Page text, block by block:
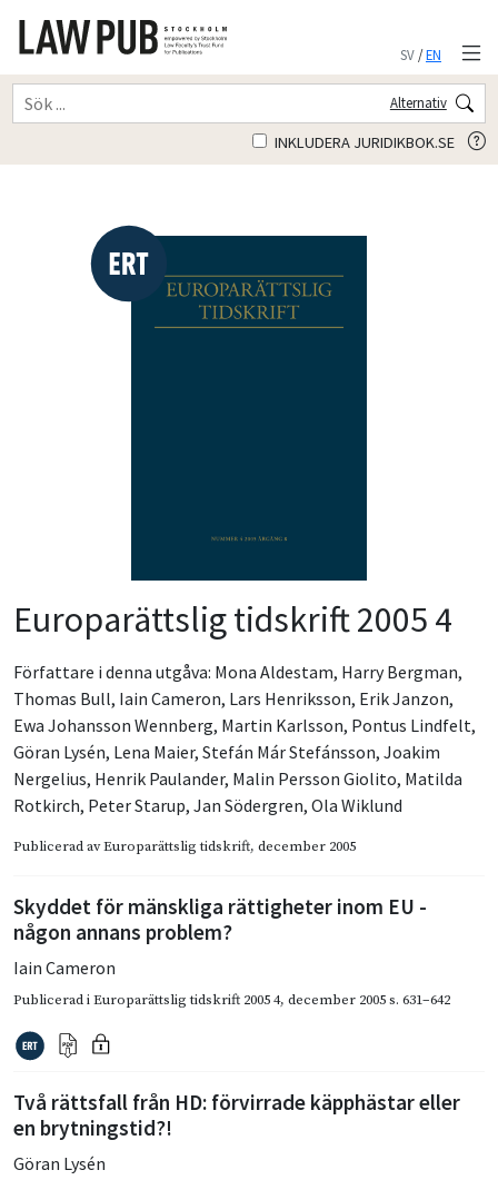
SV/EN
Alternativ
INKLUDERA JURIDIKBOK.SE
Europarättslig tidskrift 2005 4
Författare i denna utgåva: Mona Aldestam, Harry Bergman,
Thomas Bull, Iain Cameron, Lars Henriksson, Erik Janzon,
Ewa Johansson Wennberg, Martin Karlsson, Pontus Lindfelt,
Göran Lysén, Lena Maier, Stefán Már Stefánsson, Joakim
Nergelius, Henrik Paulander, Malin Persson Giolito, Matilda
Rotkirch, Peter Starup, Jan Södergren, Ola Wiklund
Publicerad avEuroparättslig tidskrift, december 2005
Skyddet för mänskliga rättigheter inom EU -
någon annans problem?
Iain Cameron
Publicerad iEuroparättslig tidskrift 2005 4, december 2005s. 631–642
Två rättsfall från HD: förvirrade käpphästar eller
en brytningstid?!
Göran Lysén